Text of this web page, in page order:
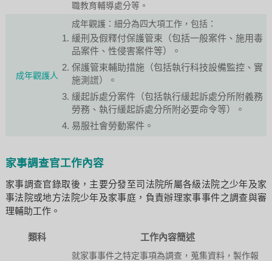
職教育輔導處分等。
成年觀護人
成年觀護：細分為四大項工作，包括：
緩刑及假釋付保護管束（包括一般案件、施用毒
品案件、性侵害案件等）。
保護管束輔助措施（包括執行科技設備監控、實
施測謊）。
緩起訴處分案件（包括執行緩起訴處分所附義務
勞務、執行緩起訴處分所附必要命令等）。
易服社會勞動案件。
家事調查官工作內容
家事調查官錄取後，主要分發至司法院所屬各級法院之少年及家
事法院或地方法院少年及家事庭，負責辦理家事事件之調查與審
理輔助工作。
類科 工作內容簡述
就家事事件之特定事項為調查，蒐集資料，製作報